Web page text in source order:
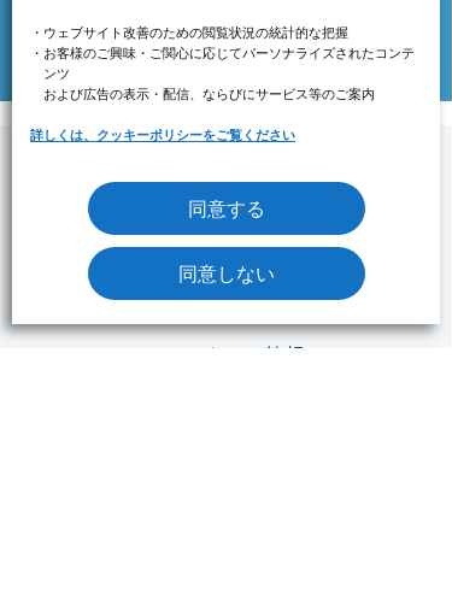
みずたま介護ステーションについて
トピックス
・ウェブサイト改善のための閲覧状況の統計的な把握
・お客様のご興味・ご関心に応じてパーソナライズされたコンテ
ンツ
および広告の表示・配信、ならびにサービス等のご案内
詳しくは、クッキーポリシーをご覧ください
同意する
同意しない